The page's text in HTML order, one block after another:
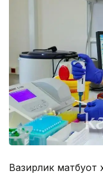
Вазирлик матбуот